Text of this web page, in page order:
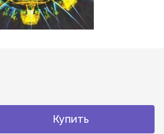
Купить